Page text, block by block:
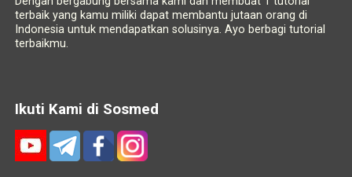
terbaik yang kamu miliki dapat membantu jutaan orang di
Indonesia untuk mendapatkan solusinya. Ayo berbagi tutorial
terbaikmu.
Ikuti Kami di Sosmed